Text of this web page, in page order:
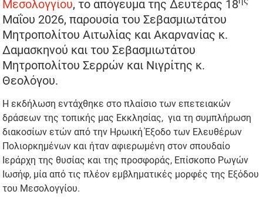
Μεσολογγίου, το απόγευμα της Δευτέρας 18
Μαΐου 2026, παρουσία του Σεβασμιωτάτου
Μητροπολίτου Αιτωλίας και Ακαρνανίας κ.
Δαμασκηνού και του Σεβασμιωτάτου
Μητροπολίτου Σερρών και Νιγρίτης κ.
Θεολόγου.
Η εκδήλωση εντάχθηκε στο πλαίσιο των επετειακών
δράσεων της τοπικής μας Εκκλησίας, για τη συμπλήρωση
διακοσίων ετών από την Ηρωική Έξοδο των Ελευθέρων
Πολιορκημένων και ήταν αφιερωμένη στον σπουδαίο
Ιεράρχη της θυσίας και της προσφοράς, Επίσκοπο Ρωγών
Ιωσήφ, μία από τις πλέον εμβληματικές μορφές της Εξόδου
του Μεσολογγίου.